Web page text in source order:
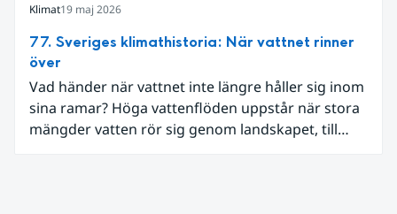
markfukt och flöden.
Klimat19 maj 2026
77. Sveriges klimathistoria: När vattnet rinner
över
Vad händer när vattnet inte längre håller sig inom
sina ramar? Höga vattenflöden uppstår när stora
mängder vatten rör sig genom landskapet, till